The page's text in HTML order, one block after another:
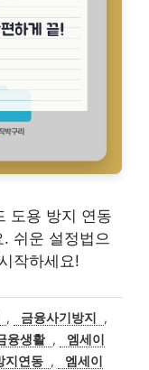
도용 방지 연동
쉬운 설정법으
작하세요!
, 금융사기방지
,
융생활 ,
엠세이
지연동 ,
엠세이